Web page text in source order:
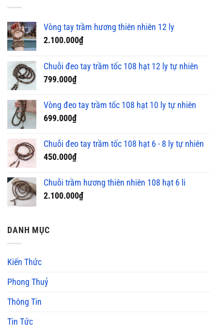
Vòng tay trầm hương thiên nhiên 12 ly
2.100.000₫
Chuỗi đeo tay trầm tốc 108 hạt 12 ly tự nhiên
799.000₫
Vòng đeo tay trầm tốc 108 hạt 10 ly tự nhiên
699.000₫
Chuỗi đeo tay trầm tốc 108 hạt 6 - 8 ly tự nhiên
450.000₫
Chuỗi trầm hương thiên nhiên 108 hạt 6 li
2.100.000₫
DANH MỤC
Kiến Thức
Phong Thuỷ
Thông Tin
Tin Tức